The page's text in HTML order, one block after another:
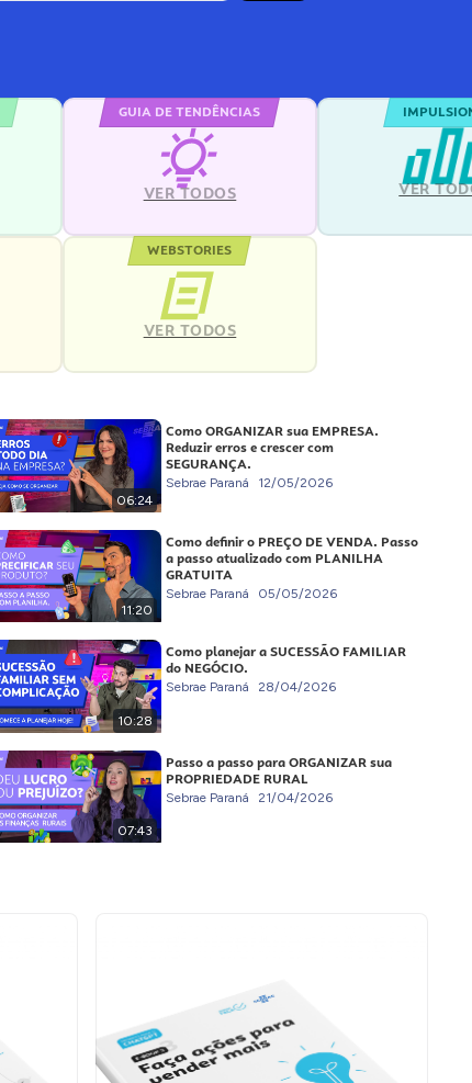
GUIA DE TENDÊNCIAS
VER TODOS VER
WEBSTORIES
VER TODOS
06:24
Como ORGANIZAR sua EMPRESA.
Reduzir erros e crescer com
SEGURANÇA.
Sebrae Paraná 12/05/2026
11:20
Como definir o PREÇO DE VENDA. Passo
a passo atualizado com PLANILHA
GRATUITA
Sebrae Paraná 05/05/2026
10:28
Como planejar a SUCESSÃO FAMILIAR
do NEGÓCIO.
Sebrae Paraná 28/04/2026
07:43
Passo a passo para ORGANIZAR sua
PROPRIEDADE RURAL
Sebrae Paraná 21/04/2026